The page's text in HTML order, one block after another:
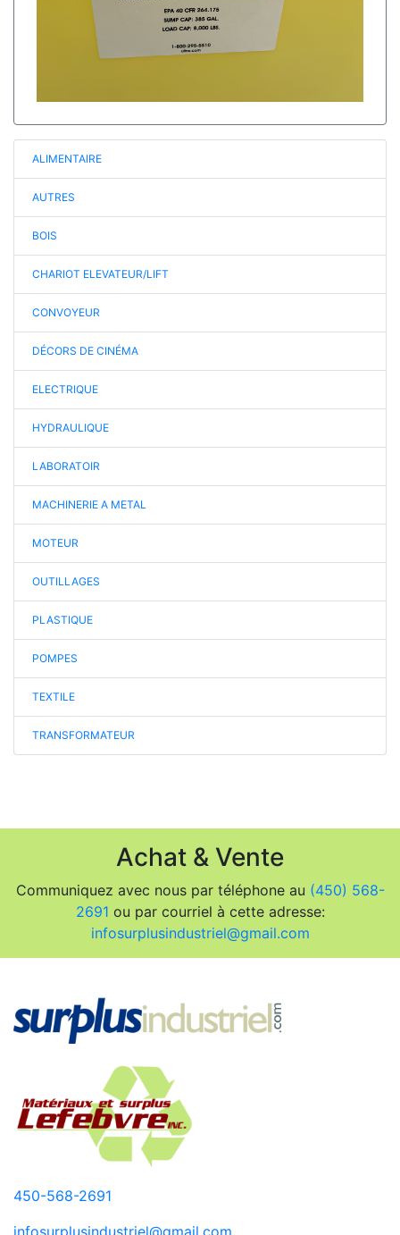
ALIMENTAIRE
AUTRES
BOIS
CHARIOT ELEVATEUR/LIFT
CONVOYEUR
DÉCORS DE CINÉMA
ELECTRIQUE
HYDRAULIQUE
LABORATOIR
MACHINERIE A METAL
MOTEUR
OUTILLAGES
PLASTIQUE
POMPES
TEXTILE
TRANSFORMATEUR
Achat & Vente
Communiquez avec nous par téléphone au (450) 568-
2691 ou par courriel à cette adresse:
infosurplusindustriel@gmail.com
450-568-2691
infosurplusindustriel@gmail.com